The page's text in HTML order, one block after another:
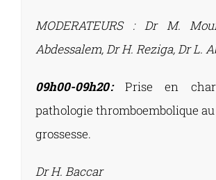
MODERATEURS :
Dr M.
Abdessalem, Dr H. Reziga, Dr L.
09h00-09h20 :Prise en
pathologie thromboembolique
grossesse.
Dr H. Baccar